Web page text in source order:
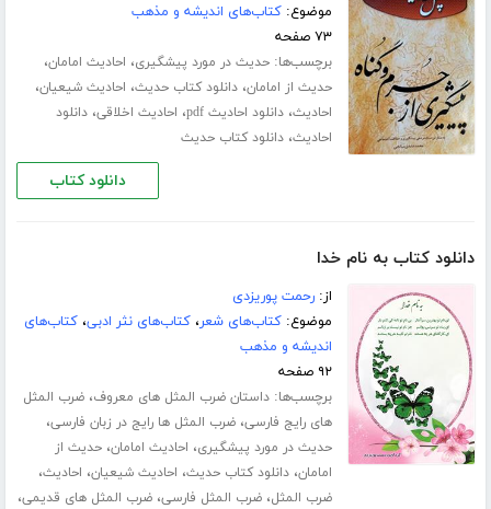
موضوع:کتاب‌های اندیشه و مذهب
۷۳ صفحه
برچسب‌ها:حدیث در مورد پیشگیری، احادیث امامان،
حدیث از امامان،دانلود کتاب حدیث، احادیث شیعیان،
احادیث،دانلود احادیث pdf ، احادیث اخلاقی،دانلود
احادیث،دانلود کتاب حدیث
دانلود کتاب
دانلود کتاب به نام خدا
از:رحمت پوریزدی
موضوع:کتاب‌های شعر،کتاب‌های نثر ادبی،کتاب‌های
اندیشه و مذهب
۹۲ صفحه
برچسب‌ها:داستان ضرب المثل های معروف،ضرب المثل
های رایج فارسی،ضرب المثل ها رایج در زبان فارسی،
حدیث در مورد پیشگیری، احادیث امامان،حدیث از
امامان،دانلود کتاب حدیث، احادیث شیعیان، احادیث،
ضرب المثل،ضرب المثل فارسی،ضرب المثل های قدیمی،